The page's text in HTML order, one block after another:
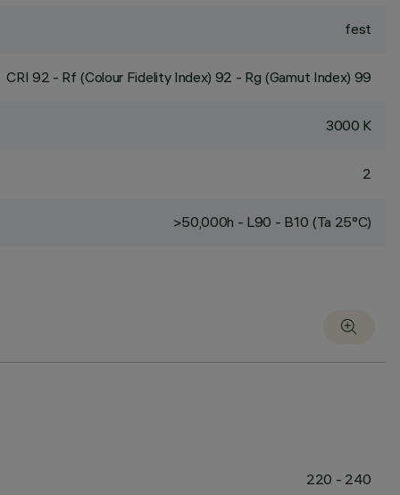
fest
CRI 92 - Rf (Colour Fidelity Index) 92 - Rg (Gamut Index) 99
3000 K
2
>50,000h - L90 - B10 (Ta 25°C)
220 - 240